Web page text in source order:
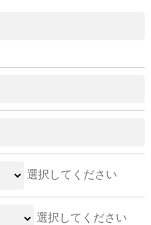
選択してください
選択してください